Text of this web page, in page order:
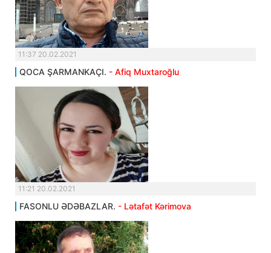
11:37 20.02.2021
QOCA ŞARMANKAÇI. - Afiq Muxtaroğlu
11:21 20.02.2021
FASONLU ƏDƏBAZLAR. - Lətafət Kərimova